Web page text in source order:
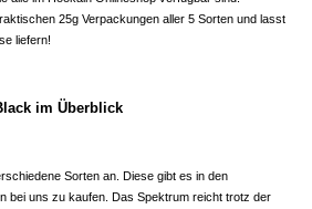
25g Verpackungen aller 5 Sorten und lasst
liefern!
im Überblick
Sorten an. Diese gibt es in den
bei uns zu kaufen. Das Spektrum reicht trotz der